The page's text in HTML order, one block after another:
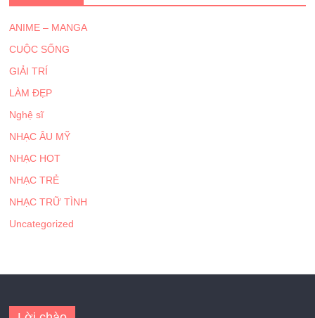
ANIME – MANGA
CUỘC SỐNG
GIẢI TRÍ
LÀM ĐẸP
Nghệ sĩ
NHẠC ÂU MỸ
NHẠC HOT
NHẠC TRẺ
NHẠC TRỮ TÌNH
Uncategorized